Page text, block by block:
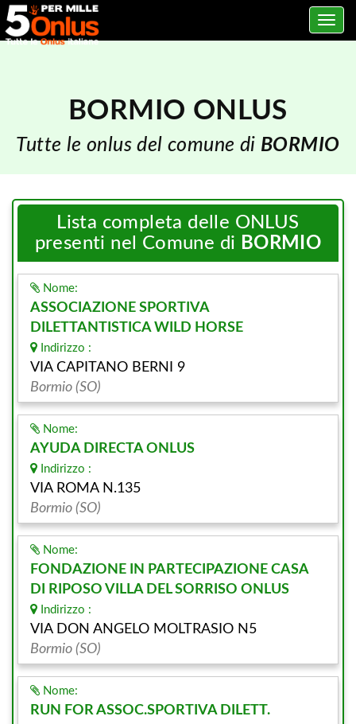
Toggle
BORMIO ONLUS
Tutte le onlus del comune di BORMIO
Lista completa delle ONLUS
presenti nel Comune di BORMIO
Nome:
ASSOCIAZIONE SPORTIVA
DILETTANTISTICA WILD HORSE
Indirizzo :
VIA CAPITANO BERNI 9
Bormio (SO)
Nome:
AYUDA DIRECTA ONLUS
Indirizzo :
VIA ROMA N.135
Bormio (SO)
Nome:
FONDAZIONE IN PARTECIPAZIONE CASA
DI RIPOSO VILLA DEL SORRISO ONLUS
Indirizzo :
VIA DON ANGELO MOLTRASIO N5
Bormio (SO)
Nome:
RUN FOR ASSOC.SPORTIVA DILETT.